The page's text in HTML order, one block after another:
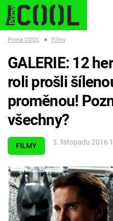
ESCAPE PLNEJ KOTEL
Témata
Filmy
Seriály
Hry
Prima COOL ■ Filmy
FILMY 3. listopadu 2016
GALERIE: 12
roli prošli
proměnou!
všechny?